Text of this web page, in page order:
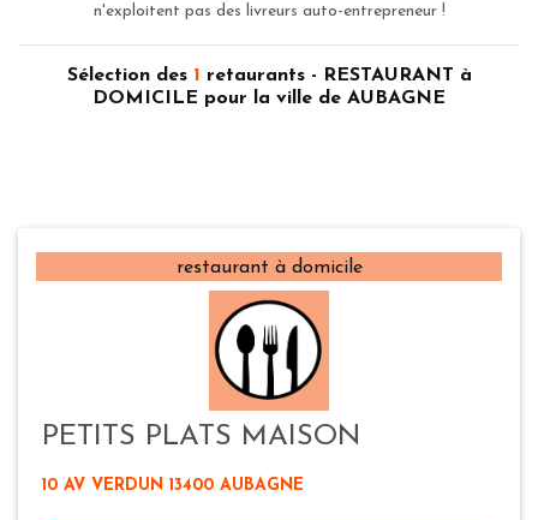
n'exploitent pas des livreurs auto-entrepreneur !
Sélection des 1 retaurants - RESTAURANT à
DOMICILE pour la ville de AUBAGNE
restaurant à domicile
PETITS PLATS MAISON
10 AV VERDUN 13400 AUBAGNE